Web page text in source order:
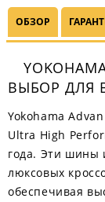
ОБЗОР
ВЫБОР ДЛЯ
Yokohama
Ultra High
года. Эти шины
люксовых
обеспечивая